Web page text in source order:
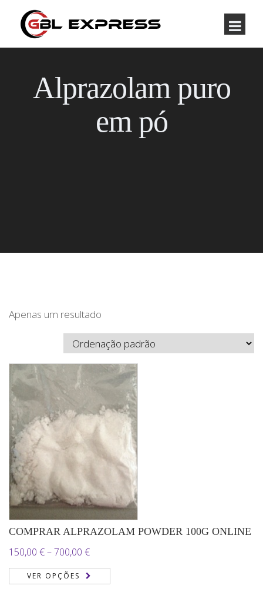
Alprazolam puro
em pó
Apenas um resultado
COMPRAR ALPRAZOLAM POWDER 100G ONLINE
150,00 €–700,00 €Price
range:
150,00 €
VER OPÇÕES